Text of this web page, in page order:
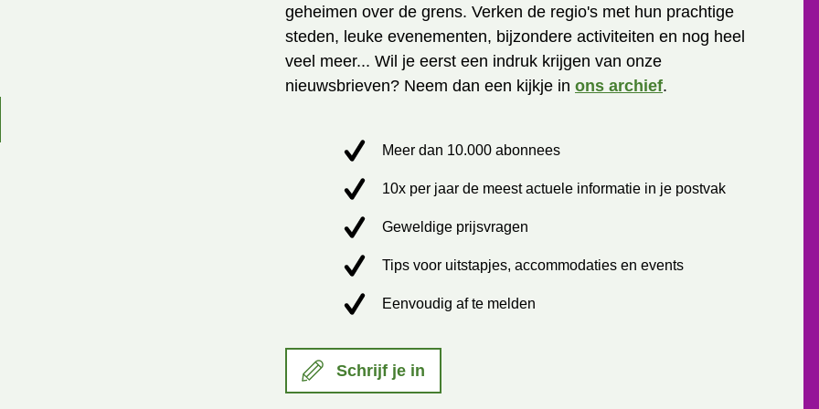
geheimen over de grens. Verken de regio's met hun prachtige
steden, leuke evenementen, bijzondere activiteiten en nog heel
veel meer... Wil je eerst een indruk krijgen van onze
nieuwsbrieven? Neem dan een kijkje in ons archief.
Meer dan 10.000 abonnees
10x per jaar de meest actuele informatie in je postvak
Geweldige prijsvragen
Tips voor uitstapjes, accommodaties en events
Eenvoudig af te melden
Schrijf je in